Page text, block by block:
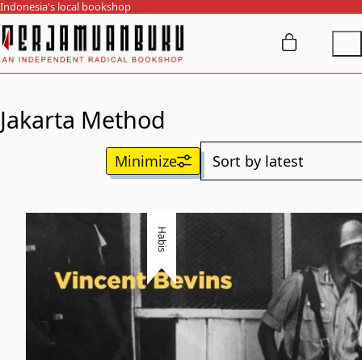
Indonesia's local bookshop
Jakarta Method
Habis